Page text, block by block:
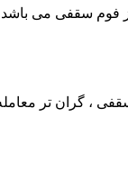
سقفی می باشد.
، گران تر